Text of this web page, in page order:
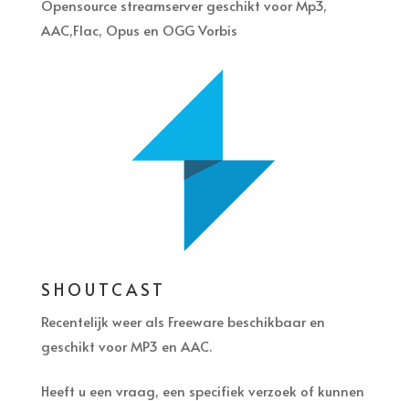
Opensource streamserver geschikt voor Mp3,
AAC,Flac, Opus en OGG Vorbis
SHOUTCAST
Recentelijk weer als Freeware beschikbaar en
geschikt voor MP3 en AAC.
Heeft u een vraag, een specifiek verzoek of kunnen